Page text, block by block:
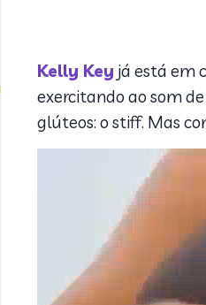
Kelly Key já está em
exercitando ao som
glúteos: o stiff. Mas